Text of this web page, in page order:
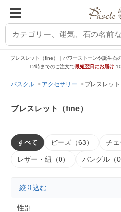
ブレスレット（fine）｜パワーストーンや誕生石
12時までのご注文で最短翌日にお届け
パスクル アクセサリー ブレスレット
ブレスレット（fine）
すべて ビーズ（63） チェ
レザー・紐（0） バングル（0
絞り込む
性別